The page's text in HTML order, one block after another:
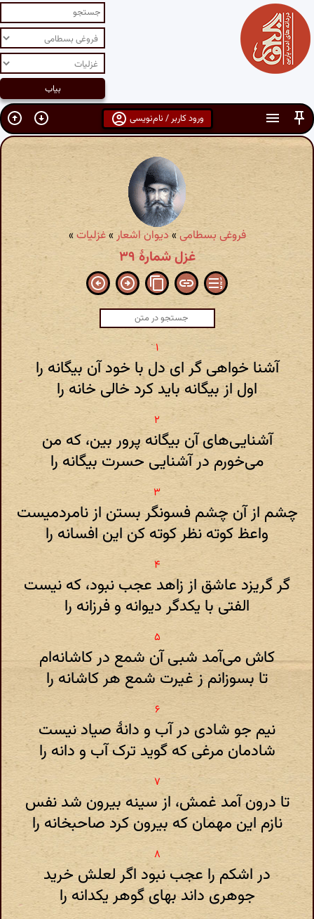
ورود کاربر / نام‌نویسی
فروغی بسطامی»دیوان اشعار»غزلیات »
غزل شمارهٔ ۳۹
آشنا خواهی گر ای دل با خود آن بیگانه را
اول از بیگانه باید کرد خالی خانه را
آشنایی‌های آن بیگانه پرور بین، که من
می‌خورم در آشنایی حسرت بیگانه را
چشم از آن چشم فسونگر بستن از نامردمیست
واعظ کوته نظر کوته کن این افسانه را
گر گریزد عاشق از زاهد عجب نبود، که نیست
الفتی با یکدگر دیوانه و فرزانه را
کاش می‌آمد شبی آن شمع در کاشانه‌ام
تا بسوزانم ز غیرت شمع هر کاشانه را
نیم جو شادی در آب و دانهٔ صیاد نیست
شادمان مرغی که گوید ترک آب و دانه را
تا درون آمد غمش، از سینه بیرون شد نفس
نازم این مهمان که بیرون کرد صاحبخانه را
در اشکم را عجب نبود اگر لعلش خرید
جوهری داند بهای گوهر یکدانه را